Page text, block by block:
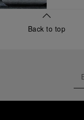
Back to top